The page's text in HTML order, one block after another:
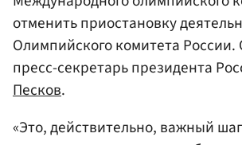
отменить приостановку
Олимпийского комитета России.
пресс-секретарь президента
Песков.
«Это, действительно, важный